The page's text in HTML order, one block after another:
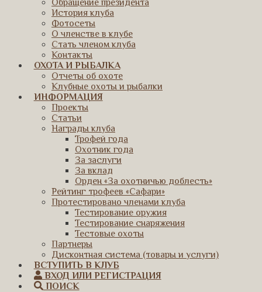
Обращение президента
История клуба
Фотосеты
О членстве в клубе
Стать членом клуба
Контакты
ОХОТА И РЫБАЛКА
Отчеты об охоте
Клубные охоты и рыбалки
ИНФОРМАЦИЯ
Проекты
Статьи
Награды клуба
Трофей года
Охотник года
За заслуги
За вклад
Орден «За охотничью доблесть»
Рейтинг трофеев «Сафари»
Протестировано членами клуба
Тестирование оружия
Тестирование снаряжения
Тестовые охоты
Партнеры
Дисконтная система (товары и услуги)
ВСТУПИТЬ В КЛУБ
ВХОД ИЛИ РЕГИСТРАЦИЯ
ПОИСК